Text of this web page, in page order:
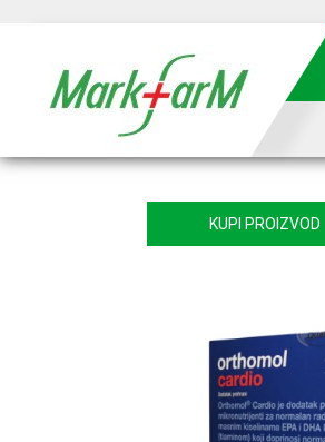
KUPI PROIZVOD